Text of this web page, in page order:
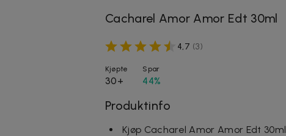
Cacharel Amor Amor Edt 30ml
4,7 (3)
Kjøpte
30+
Spar
44%
Produktinfo
Kjøp Cacharel Amor Amor Edt 30ml